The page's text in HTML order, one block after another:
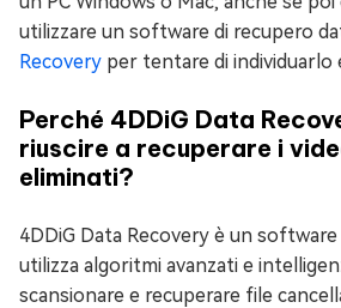
utilizzare un software di recupero
Recovery per tentare di individuarlo
Perché 4DDiG Data
riuscire a recuperare i
eliminati?
4DDiG Data Recovery è un
utilizza algoritmi avanzati e
scansionare e recuperare file